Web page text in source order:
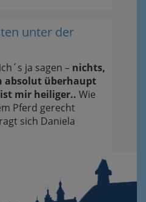
unter der
ja sagen – nichts,
absolut überhaupt
mir heiliger.. Wie
Pferd gerecht
sich Daniela